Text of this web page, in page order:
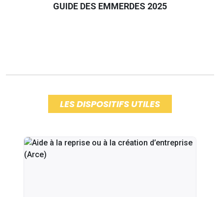
GUIDE DES EMMERDES 2025
LES DISPOSITIFS UTILES